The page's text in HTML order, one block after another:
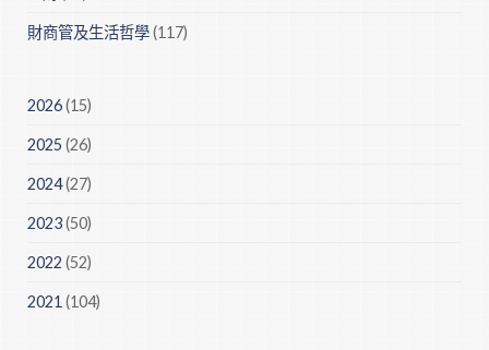
財商管及生活哲學(117)
2026(15)
2025 (26)
2024(27)
2023(50)
2022 (52)
2021 (104)